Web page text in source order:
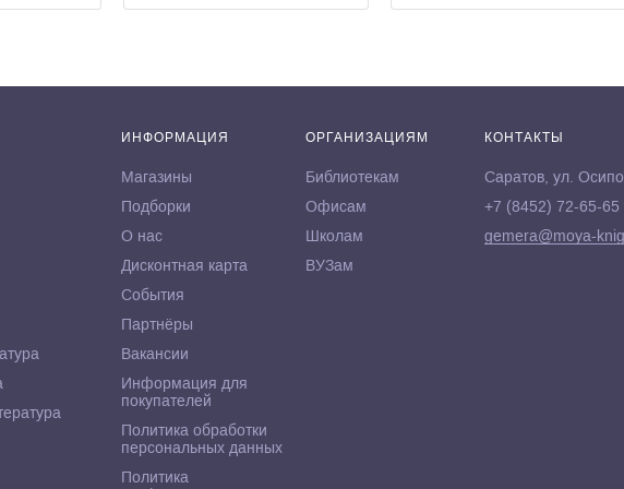
ИНФОРМАЦИЯ
Магазины
Подборки
О нас
Дисконтная карта
События
Партнёры
Вакансии
Информация для
покупателей
Политика обработки
персональных данных
Политика
ОРГАНИЗАЦИЯМ
Библиотекам
Офисам
Школам
ВУЗам
КОНТАКТЫ
Саратов, ул.
+7 (8452) 72-65-65
gemera@moya-